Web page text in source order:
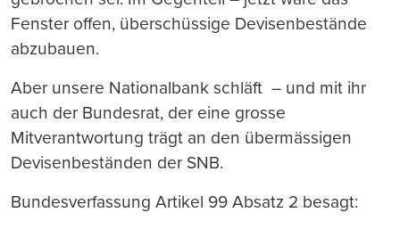
Fenster offen, überschüssige Devisenbestände
abzubauen.
Aber unsere Nationalbank schläft – und mit ihr
auch der Bundesrat, der eine grosse
Mitverantwortung trägt an den übermässigen
Devisenbeständen der SNB.
Bundesverfassung Artikel 99 Absatz 2 besagt: